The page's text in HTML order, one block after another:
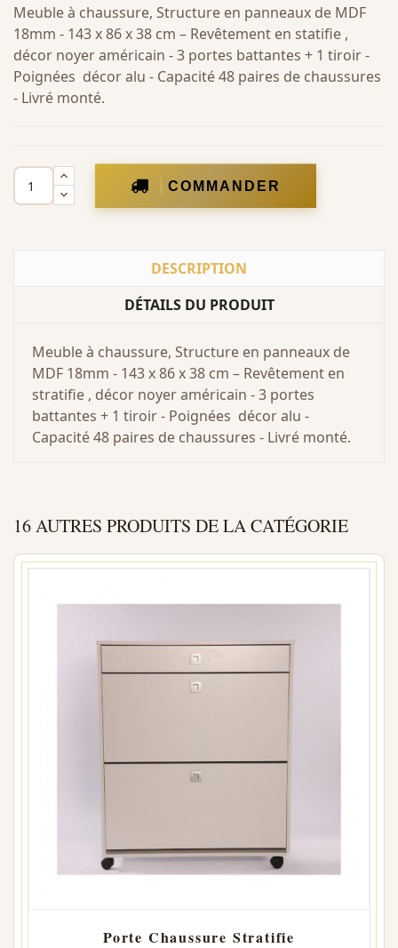
Meuble à chaussure, Structure en panneaux de MDF
18mm - 143 x 86 x 38 cm – Revêtement en statifie ,
décor noyer américain - 3 portes battantes + 1 tiroir -
Poignées décor alu - Capacité 48 paires de chaussures
- Livré monté.
COMMANDER
DESCRIPTION
DÉTAILS DU PRODUIT
Meuble à chaussure, Structure en panneaux de
MDF 18mm - 143 x 86 x 38 cm – Revêtement en
stratifie , décor noyer américain - 3 portes
battantes + 1 tiroir - Poignées décor alu -
Capacité 48 paires de chaussures - Livré monté.
16 AUTRES PRODUITS DE LA CATÉGORIE
Porte Chaussure Stratifie